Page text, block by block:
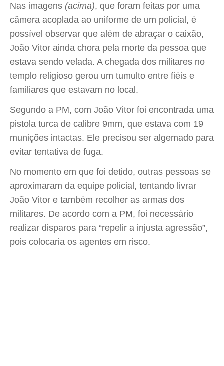
Nas imagens (acima), que foram feitas por uma
câmera acoplada ao uniforme de um policial, é
possível observar que além de abraçar o caixão,
João Vitor ainda chora pela morte da pessoa que
estava sendo velada. A chegada dos militares no
templo religioso gerou um tumulto entre fiéis e
familiares que estavam no local.
Segundo a PM, com João Vitor foi encontrada uma
pistola turca de calibre 9mm, que estava com 19
munições intactas. Ele precisou ser algemado para
evitar tentativa de fuga.
No momento em que foi detido, outras pessoas se
aproximaram da equipe policial, tentando livrar
João Vitor e também recolher as armas dos
militares. De acordo com a PM, foi necessário
realizar disparos para “repelir a injusta agressão”,
pois colocaria os agentes em risco.